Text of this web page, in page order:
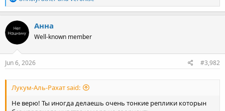
e
a
c
t
i
o
n
s
Анна
Well-known member
Jun 6, 2026 #3,982
Лукум-Аль-Рахат said:
Не верю! Ты иногда делаешь очень тонкие реплики которын